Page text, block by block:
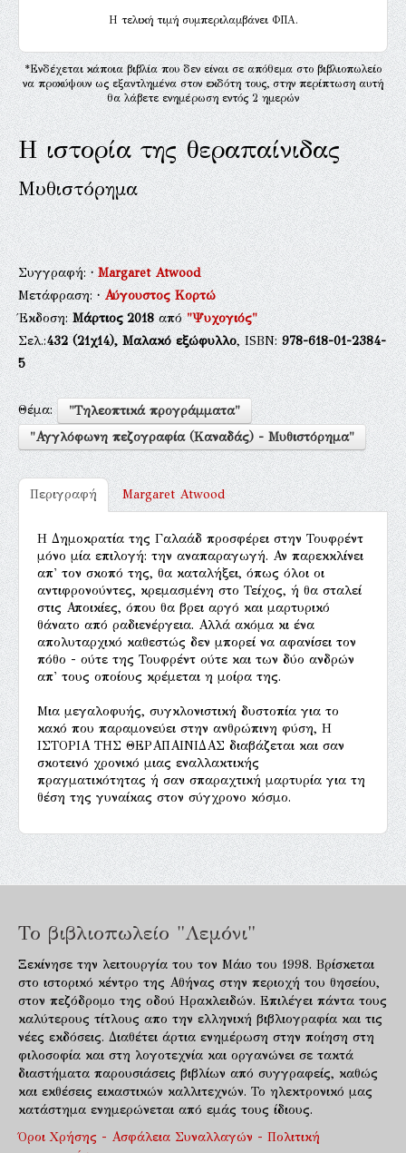
H τελική τιμή συμπεριλαμβάνει ΦΠΑ.
*Ενδέχεται κάποια βιβλία που δεν είναι σε απόθεμα στο βιβλιοπωλείο
να προκύψουν ως εξαντλημένα στον εκδότη τους, στην περίπτωση αυτή
θα λάβετε ενημέρωση εντός 2 ημερών
Η ιστορία της θεραπαίνιδας
Μυθιστόρημα
Συγγραφή:·Margaret Atwood
Μετάφραση:·Αύγουστος Κορτώ
Έκδοση:Μάρτιος 2018από"Ψυχογιός"
Σελ.:432(21χ14), Μαλακό εξώφυλλο, ISBN:978-618-01-2384-
5
Θέμα:
"Τηλεοπτικά προγράμματα"
"Αγγλόφωνη πεζογραφία (Καναδάς) - Μυθιστόρημα"
Περιγραφή Margaret Atwood
Η Δημοκρατία της Γαλαάδ προσφέρει στην Τουφρέντ
μόνο μία επιλογή: την αναπαραγωγή. Αν παρεκκλίνει
απ' τον σκοπό της, θα καταλήξει, όπως όλοι οι
αντιφρονούντες, κρεμασμένη στο Τείχος, ή θα σταλεί
στις Αποικίες, όπου θα βρει αργό και μαρτυρικό
θάνατο από ραδιενέργεια. Αλλά ακόμα κι ένα
απολυταρχικό καθεστώς δεν μπορεί να αφανίσει τον
πόθο - ούτε της Τουφρέντ ούτε και των δύο ανδρών
απ' τους οποίους κρέμεται η μοίρα της.
Μια μεγαλοφυής, συγκλονιστική δυστοπία για το
κακό που παραμονεύει στην ανθρώπινη φύση, Η
ΙΣΤΟΡΙΑ ΤΗΣ ΘΕΡΑΠΑΙΝΙΔΑΣ διαβάζεται και σαν
σκοτεινό χρονικό μιας εναλλακτικής
πραγματικότητας ή σαν σπαραχτική μαρτυρία για τη
θέση της γυναίκας στον σύγχρονο κόσμο.
Το βιβλιοπωλείο "Λεμόνι"
Ξεκίνησε την λειτουργία του τον Μάιο του 1998. Βρίσκεται
στο ιστορικό κέντρο της Αθήνας στην περιοχή του θησείου,
στον πεζόδρομο της οδού Ηρακλειδών. Επιλέγει πάντα τους
καλύτερους τίτλους απο την ελληνική βιβλιογραφία και τις
νέες εκδόσεις. Διαθέτει άρτια ενημέρωση στην ποίηση στη
φιλοσοφία και στη λογοτεχνία και οργανώνει σε τακτά
διαστήματα παρουσιάσεις βιβλίων από συγγραφείς, καθώς
και εκθέσεις εικαστικών καλλιτεχνών. Το ηλεκτρονικό μας
κατάστημα ενημερώνεται από εμάς τους ίδιους.
Όροι Χρήσης - Ασφάλεια Συναλλαγών - Πολιτική